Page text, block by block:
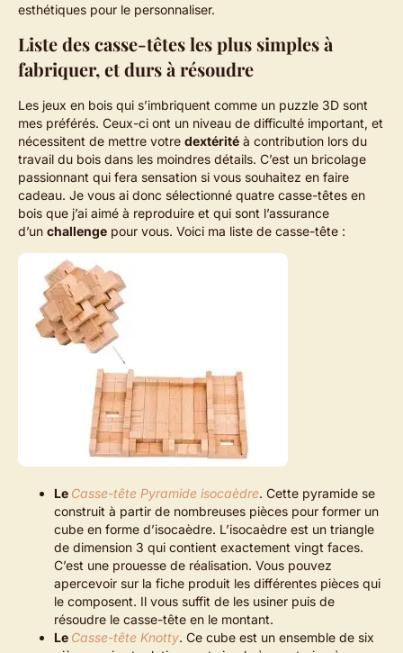
esthétiques pour le personnaliser.
Liste des casse-têtes les plus simples à
fabriquer, et durs à résoudre
Les jeux en bois qui s’imbriquent comme un puzzle 3D sont
mes préférés. Ceux-ci ont un niveau de difficulté important, et
nécessitent de mettre votre dextérité à contribution lors du
travail du bois dans les moindres détails. C’est un bricolage
passionnant qui fera sensation si vous souhaitez en faire
cadeau. Je vous ai donc sélectionné quatre casse-têtes en
bois que j’ai aimé à reproduire et qui sont l’assurance
d’un challenge pour vous. Voici ma liste de casse-tête :
Le Casse-tête Pyramide isocaèdre. Cette pyramide se
construit à partir de nombreuses pièces pour former un
cube en forme d’isocaèdre. L’isocaèdre est un triangle
de dimension 3 qui contient exactement vingt faces.
C’est une prouesse de réalisation. Vous pouvez
apercevoir sur la fiche produit les différentes pièces qui
le composent. Il vous suffit de les usiner puis de
résoudre le casse-tête en le montant.
Le Casse-tête Knotty. Ce cube est un ensemble de six